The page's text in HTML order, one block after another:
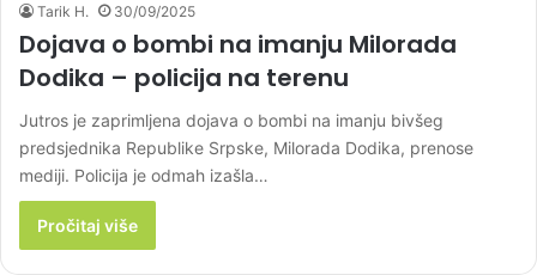
Tarik H. 30/09/2025
Dojava o bombi na imanju Milorada
Dodika – policija na terenu
Jutros je zaprimljena dojava o bombi na imanju bivšeg
predsjednika Republike Srpske, Milorada Dodika, prenose
mediji. Policija je odmah izašla…
Pročitaj više